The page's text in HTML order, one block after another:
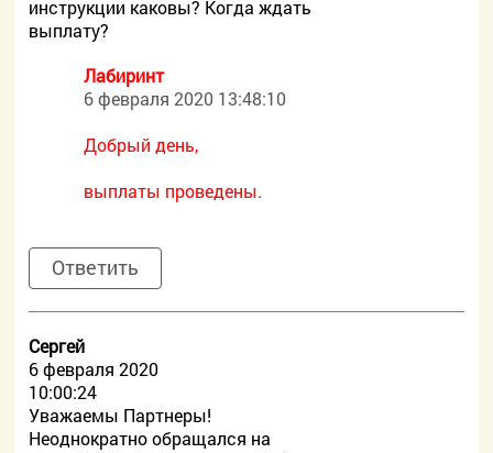
инструкции каковы? Когда ждать
выплату?
Лабиринт
6 февраля 2020 13:48:10
Добрый день,
выплаты проведены.
Ответить
Сергей
6 февраля 2020
10:00:24
Уважаемы Партнеры!
Неоднократно обращался на